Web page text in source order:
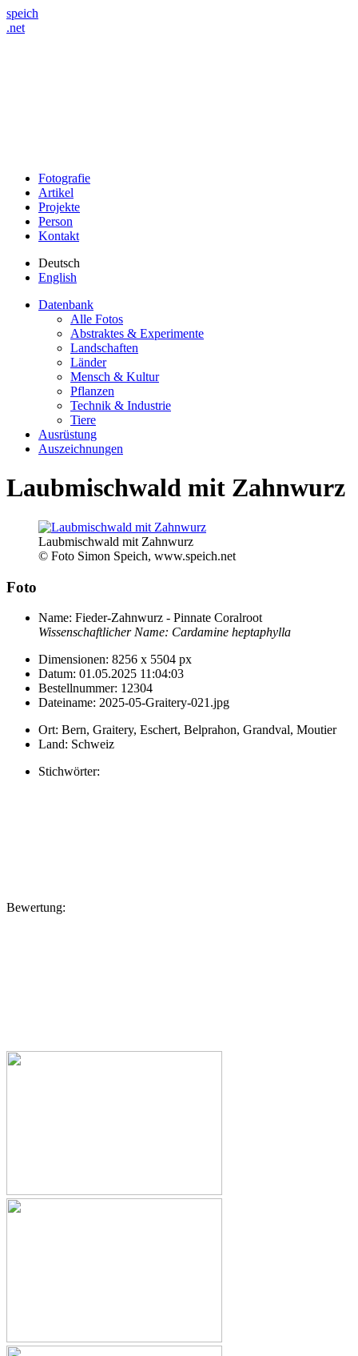
speich
.net
Fotografie
Artikel
Projekte
Person
Kontakt
Deutsch
English
Datenbank
Alle Fotos
Abstraktes & Experimente
Landschaften
Länder
Mensch & Kultur
Pflanzen
Technik & Industrie
Tiere
Ausrüstung
Auszeichnungen
Laubmischwald mit Zahnwurz
Laubmischwald mit Zahnwurz
© Foto Simon Speich, www.speich.net
Foto
Name: Fieder-Zahnwurz - Pinnate Coralroot
Wissenschaftlicher Name: Cardamine heptaphylla
Dimensionen: 8256 x 5504 px
Datum: 01.05.2025 11:04:03
Bestellnummer: 12304
Dateiname: 2025-05-Graitery-021.jpg
Ort: Bern, Graitery, Eschert, Belprahon, Grandval, Moutier
Land: Schweiz
Stichwörter:
Bewertung: